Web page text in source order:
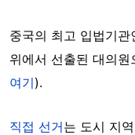
중국의 최고 입법기
위에서 선출된 대의
여기).
직접 선거는 도시 지